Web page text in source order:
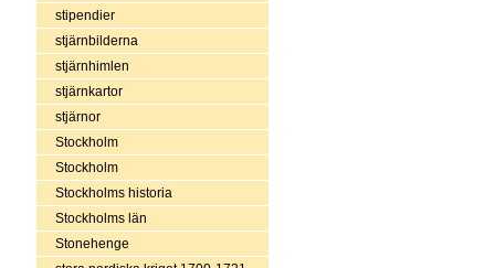
stipendier
stjärnbilderna
stjärnhimlen
stjärnkartor
stjärnor
Stockholm
Stockholm
Stockholms historia
Stockholms län
Stonehenge